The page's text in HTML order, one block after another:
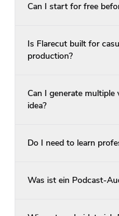
Can I start for free
Is Flarecut built for
production?
Can I generate
idea?
Do I need to learn
Was ist ein Podcast-